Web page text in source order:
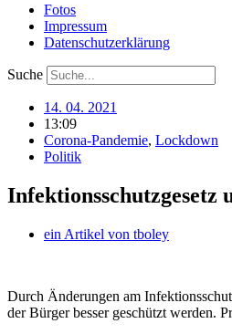
Fotos
Impressum
Datenschutzerklärung
Suche
14. 04. 2021
13:09
Corona-Pandemie, Lockdown
Politik
Infektionsschutzgesetz
ein Artikel von tboley
Durch Änderungen am
der Bürger besser geschützt werden.